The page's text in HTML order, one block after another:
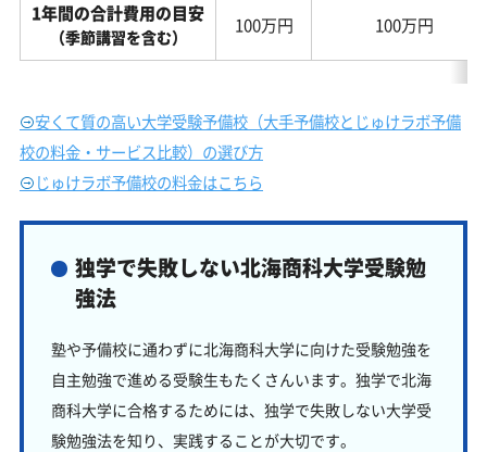
1年間の合計費用の目安
（季節講習を含む） 100万円 100万円
安くて質の高い大学受験予備校（大手予備校とじゅけラボ予備
校の料金・サービス比較）の選び方
じゅけラボ予備校の料金はこちら
独学で失敗しない北海商科大学受験勉
強法
塾や予備校に通わずに北海商科大学に向けた受験勉強を
自主勉強で進める受験生もたくさんいます。独学で北海
商科大学に合格するためには、独学で失敗しない大学受
験勉強法を知り、実践することが大切です。